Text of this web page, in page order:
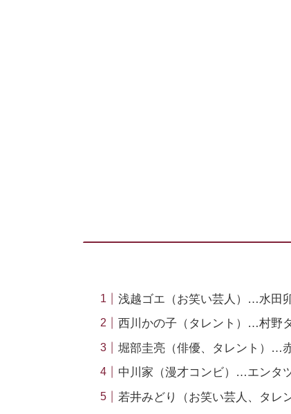
浅越ゴエ（お笑い芸人）…水田
西川かの子（タレント）…村野
堀部圭亮（俳優、タレント）…
中川家（漫才コンビ）…エンタ
若井みどり（お笑い芸人、タレ